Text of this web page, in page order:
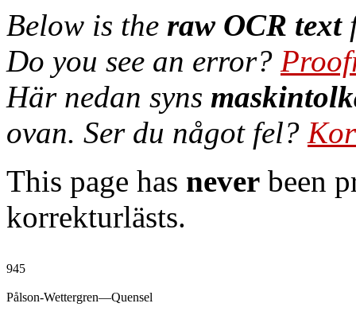
Below is the raw OCR text
Do you see an error?
Här nedan syns
ovan. Ser du något fel?
This page has never been
korrekturlästs.
945
Pålson-Wettergren—Quensel